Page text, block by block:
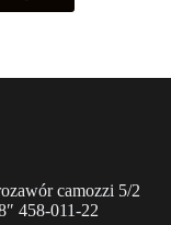
camozzi 5/2
458-011-22